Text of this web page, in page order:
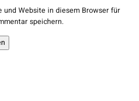
und Website in diesem Browser für
speichern.